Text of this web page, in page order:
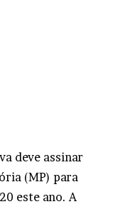
deve assinar
(MP) para
este ano. A